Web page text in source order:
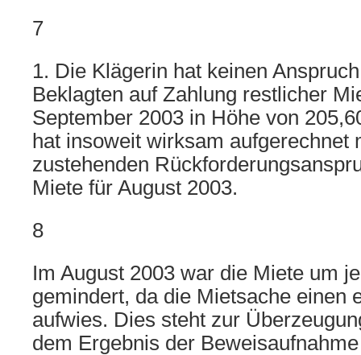
7
1. Die Klägerin hat keinen
Beklagten auf Zahlung restlicher
September 2003 in Höhe von
hat insoweit wirksam aufgerechnet
zustehenden
Miete für August 2003.
8
Im August 2003 war die Miete um
gemindert, da die Mietsache einen
aufwies. Dies steht zur
dem Ergebnis der